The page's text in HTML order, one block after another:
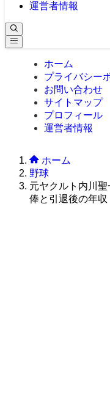
運営者情報
ホーム
プライバシー
お問い合わせ
サイトマップ
プロフィール
運営者情報
ホーム
野球
元ヤクルト内川
俸と引退後の年収